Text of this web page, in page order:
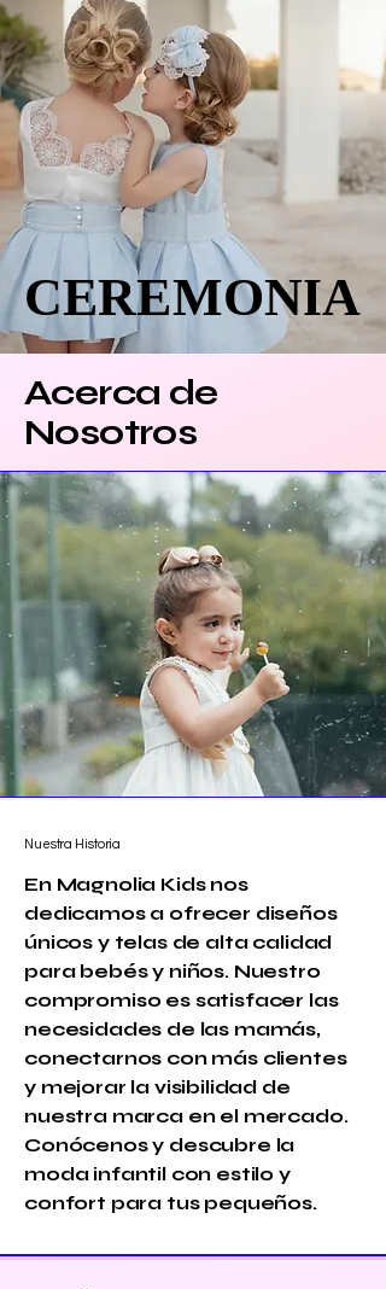
CEREMONIA
CEREMONIA
Acerca de
Nosotros
Nuestra Historia
En Magnolia Kids nos
dedicamos a ofrecer diseños
únicos y telas de alta calidad
para bebés y niños. Nuestro
compromiso es satisfacer las
necesidades de las mamás,
conectarnos con más clientes
y mejorar la visibilidad de
nuestra marca en el mercado.
Conócenos y descubre la
moda infantil con estilo y
confort para tus pequeños.